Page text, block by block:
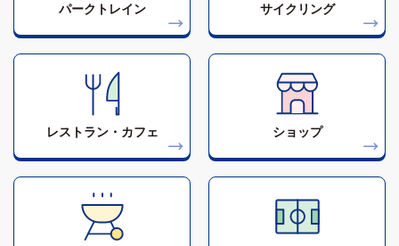
パークトレイン サイクリング
レストラン・カフェ ショップ